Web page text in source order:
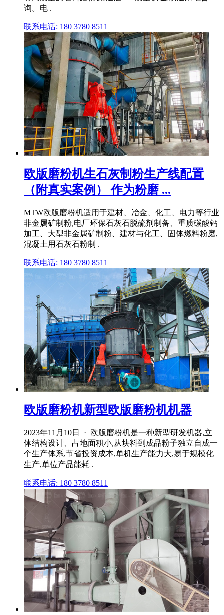
询。电 .
联系电话: 180 3780 8511
欧版磨粉机生石灰制粉生产线配置
（附真实案例） 作为粉磨 ...
MTW欧版磨粉机适用于建材、冶金、化工、电力等行业
非金属矿制粉,电厂环保石灰石脱硫剂制备、重质碳酸钙
加工、大型非金属矿制粉、建材与化工、固体燃料粉磨,
混凝土用石灰石粉制 .
联系电话: 180 3780 8511
欧版磨粉机新型欧版磨粉机机器
2023年11月10日 · 欧版磨粉机是一种新型研发机器,立
体结构设计、占地面积小,从块料到成品粉子独立自成一
个生产体系,节省投资成本,单机生产能力大,易于规模化
生产,单位产品能耗 .
联系电话: 180 3780 8511